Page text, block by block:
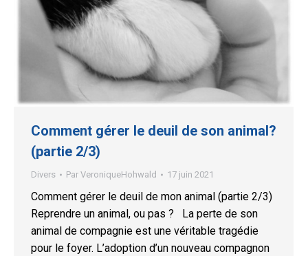
Comment gérer le deuil de son animal?
(partie 2/3)
Divers Par VeroniqueHohwald 17 juin 2021
Comment gérer le deuil de mon animal (partie 2/3)
Reprendre un animal, ou pas ? La perte de son
animal de compagnie est une véritable tragédie
pour le foyer. L’adoption d’un nouveau compagnon